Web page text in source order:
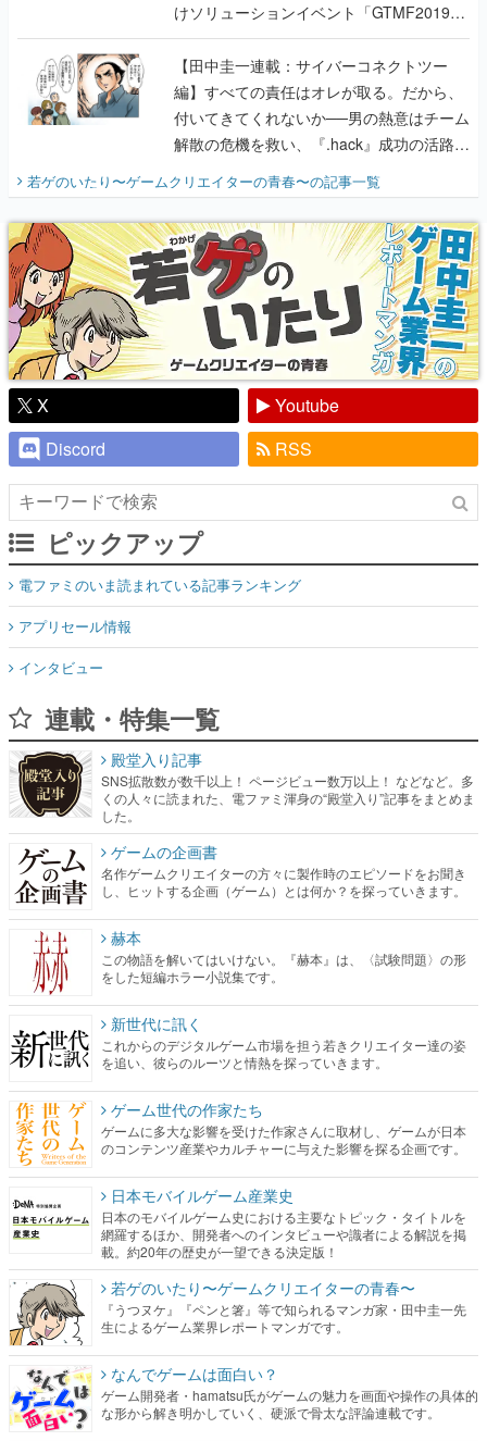
けソリューションイベント「GTMF2019」
に行って、より理解を深めよう【PR】
【田中圭一連載：サイバーコネクトツー
編】すべての責任はオレが取る。だから、
付いてきてくれないか──男の熱意はチーム
解散の危機を救い、『.hack』成功の活路を
開く。業界の快男児・松山 洋に流れる血は
『少年ジャンプ』色だった【若ゲのいた
り】
若ゲのいたり〜ゲームクリエイターの青春〜の記事一覧
X
Youtube
Discord
RSS
ピックアップ
電ファミのいま読まれている記事ランキング
アプリセール情報
インタビュー
連載・特集一覧
殿堂入り記事
SNS拡散数が数千以上！ ページビュー数万以上！ などなど。多
くの人々に読まれた、電ファミ渾身の“殿堂入り”記事をまとめま
した。
ゲームの企画書
名作ゲームクリエイターの方々に製作時のエピソードをお聞き
し、ヒットする企画（ゲーム）とは何か？を探っていきます。
赫本
この物語を解いてはいけない。『赫本』は、〈試験問題〉の形
をした短編ホラー小説集です。
新世代に訊く
これからのデジタルゲーム市場を担う若きクリエイター達の姿
を追い、彼らのルーツと情熱を探っていきます。
ゲーム世代の作家たち
ゲームに多大な影響を受けた作家さんに取材し、ゲームが日本
のコンテンツ産業やカルチャーに与えた影響を探る企画です。
日本モバイルゲーム産業史
日本のモバイルゲーム史における主要なトピック・タイトルを
網羅するほか、開発者へのインタビューや識者による解説を掲
載。約20年の歴史が一望できる決定版！
若ゲのいたり〜ゲームクリエイターの青春〜
『うつヌケ』『ペンと箸』等で知られるマンガ家・田中圭一先
生によるゲーム業界レポートマンガです。
なんでゲームは面白い？
ゲーム開発者・hamatsu氏がゲームの魅力を画面や操作の具体的
な形から解き明かしていく、硬派で骨太な評論連載です。